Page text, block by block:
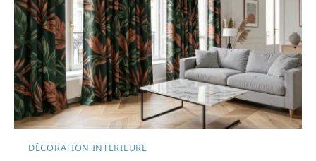
DÉCORATION INTERIEURE